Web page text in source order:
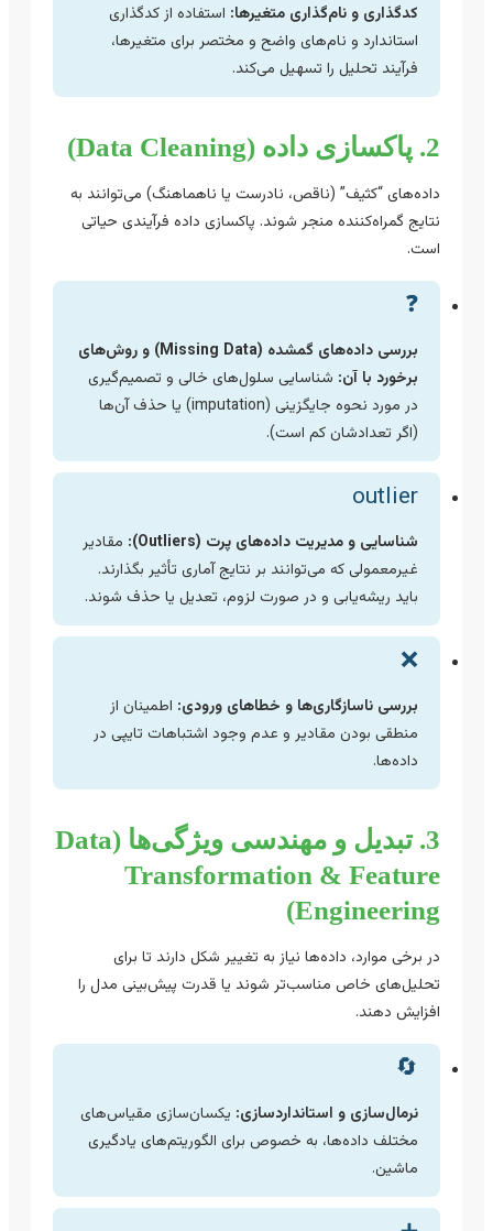
کدگذاری و نام‌گذاری متغیرها:استفاده از کدگذاری
استاندارد و نام‌های واضح و مختصر برای متغیرها،
فرآیند تحلیل را تسهیل می‌کند.
داده‌های “کثیف” (ناقص، نادرست یا ناهماهنگ) می‌توانند به
نتایج گمراه‌کننده منجر شوند. پاکسازی داده فرآیندی حیاتی
❓
بررسی داده‌های گمشده (Missing Data) و روش‌های
برخورد با آن: شناسایی سلول‌های خالی و تصمیم‌گیری
در مورد نحوه جایگزینی (imputation) یا حذف آن‌ها
(اگر تعدادشان کم است).
outlier
شناسایی و مدیریت داده‌های پرت (Outliers):
مقادیر
غیرمعمولی که می‌توانند بر نتایج آماری تأثیر بگذارند.
باید ریشه‌یابی و در صورت لزوم، تعدیل یا حذف شوند.
❌
بررسی ناسازگاری‌ها و خطاهای ورودی:اطمینان از
منطقی بودن مقادیر و عدم وجود اشتباهات تایپی در
داده‌ها.
3. تبدیل و مهندسی ویژگی‌ها (Data
Transformation & Feature
Engineering)
در برخی موارد، داده‌ها نیاز به تغییر شکل دارند تا برای
تحلیل‌های خاص مناسب‌تر شوند یا قدرت پیش‌بینی مدل را
افزایش دهند.
🔄
نرمال‌سازی و استانداردسازی:یکسان‌سازی مقیاس‌های
مختلف داده‌ها، به خصوص برای الگوریتم‌های یادگیری
ماشین.